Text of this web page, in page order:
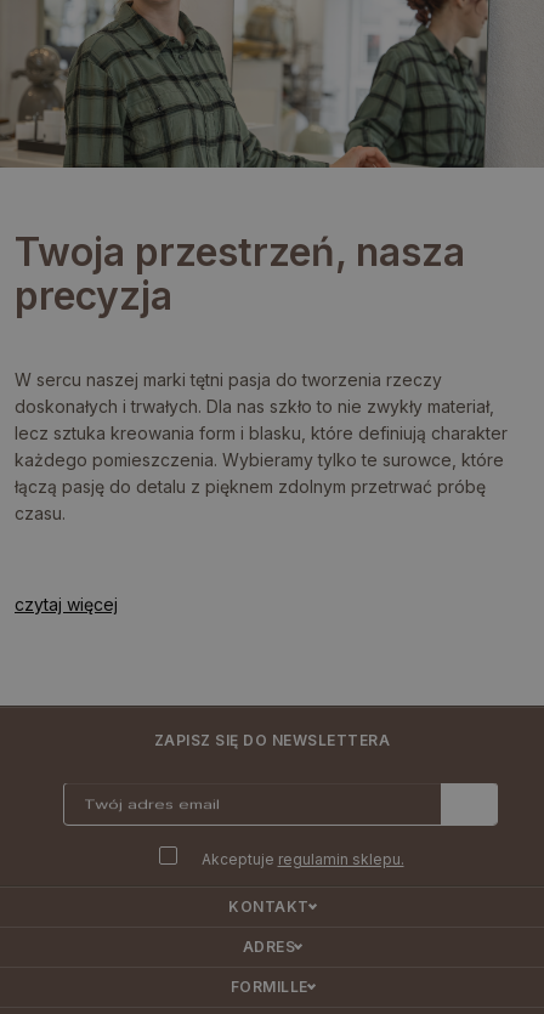
Twoja przestrzeń, nasza
precyzja
W sercu naszej marki tętni pasja do tworzenia rzeczy
doskonałych i trwałych. Dla nas szkło to nie zwykły materiał,
lecz sztuka kreowania form i blasku, które definiują charakter
każdego pomieszczenia. Wybieramy tylko te surowce, które
łączą pasję do detalu z pięknem zdolnym przetrwać próbę
czasu.
czytaj więcej
ZAPISZ SIĘ DO NEWSLETTERA
Akceptuje regulamin sklepu.
KONTAKT
ADRES
FORMILLE